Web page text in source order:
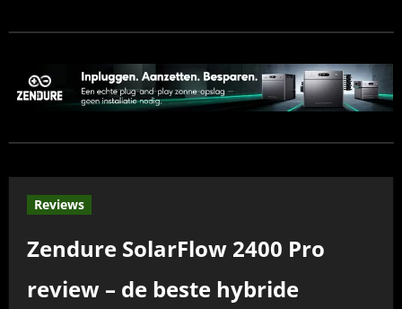
Reviews
Zendure SolarFlow 2400 Pro
review – de beste hybride